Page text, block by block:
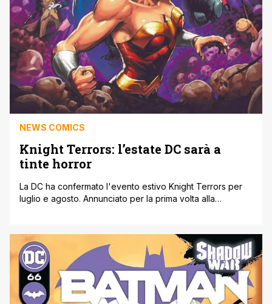
NEWS COMICS
Knight Terrors: l’estate DC sarà a
tinte horror
La DC ha confermato l'evento estivo Knight Terrors per
luglio e agosto. Annunciato per la prima volta alla
in cui il nome della saga appariva parzialmente oscurato.
L'evento consisterà in una serie principale Knight Terrors
e in un certo numero [']